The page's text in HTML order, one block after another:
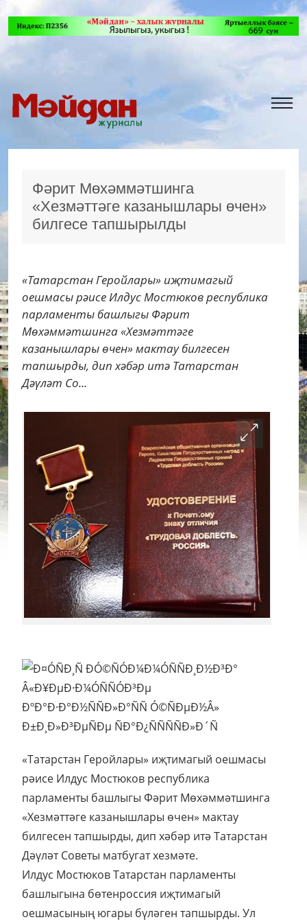
Фәрит Мөхәммәтшинга
«Хезмәттәге казанышлары өчен»
билгесе тапшырылды
«Татарстан Геройлары» иҗтимагый
оешмасы рәисе Илдус Мостюков республика
парламенты башлыгы Фәрит
Мөхәммәтшинга «Хезмәттәге
казанышлары өчен» мактау билгесен
тапшырды, дип хәбәр итә Татарстан
Дәүләт Со...
«Татарстан Геройлары» иҗтимагый оешмасы
рәисе Илдус Мостюков республика
парламенты башлыгы Фәрит Мөхәммәтшинга
«Хезмәттәге казанышлары өчен» мактау
билгесен тапшырды, дип хәбәр итә Татарстан
Дәүләт Советы матбугат хезмәте.
Илдус Мостюков Татарстан парламенты
башлыгына бөтенроссия иҗтимагый
оешмасының югары бүләген тапшырды. Ул